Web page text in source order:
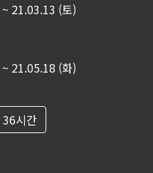
21.03.13 (토)
21.05.18 (화)
36시간